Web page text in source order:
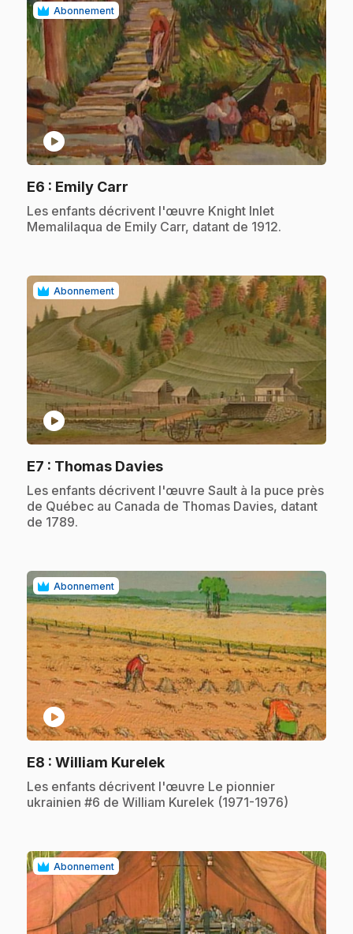
Abonnement
play_circle
E6 : Emily Carr
.Les enfants décrivent l'œuvre Knight Inlet
Memalilaqua de Emily Carr, datant de 1912.
Abonnement
play_circle
E7 : Thomas Davies.
.Les enfants décrivent l'œuvre Sault à la puce près
de Québec au Canada de Thomas Davies, datant
de 1789.
Abonnement
play_circle
E8 : William Kurelek.
.Les enfants décrivent l'œuvre Le pionnier
ukrainien #6 de William Kurelek (1971-1976)
Abonnement